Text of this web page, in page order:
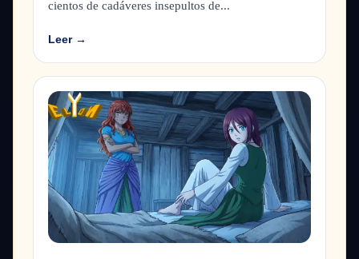
cientos de cadáveres insepultos de...
Leer →